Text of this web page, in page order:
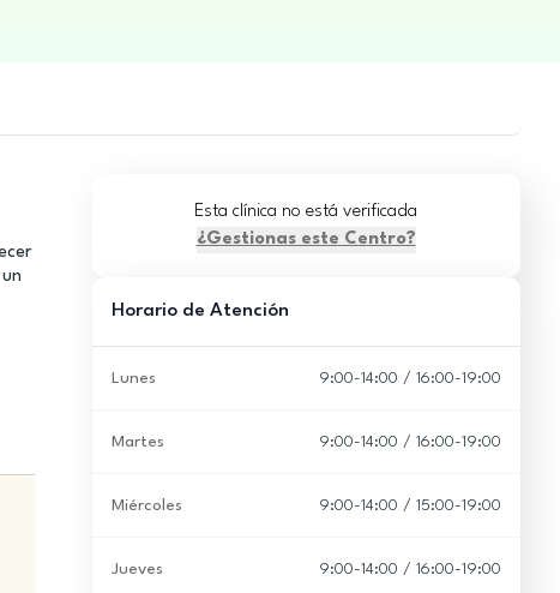
Esta clínica no está verificada
¿Gestionas este Centro?
Horario de Atención
Lunes 9:00-14:00 / 16:00-19:00
Martes 9:00-14:00 / 16:00-19:00
Miércoles 9:00-14:00 / 15:00-19:00
Jueves 9:00-14:00 / 16:00-19:00